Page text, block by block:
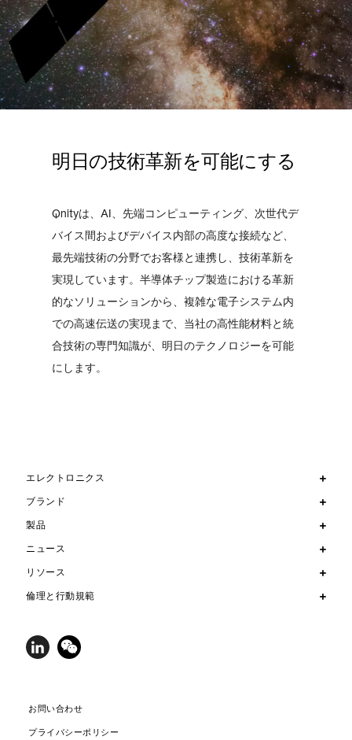
明日の技術革新を可能にする
Qnityは、AI、先端コンピューティング、次世代デ
バイス間およびデバイス内部の高度な接続など、
最先端技術の分野でお客様と連携し、技術革新を
実現しています。半導体チップ製造における革新
的なソリューションから、複雑な電子システム内
での高速伝送の実現まで、当社の高性能材料と統
合技術の専門知識が、明日のテクノロジーを可能
にします。
エレクトロニクス
ブランド
製品
ニュース
リソース
倫理と行動規範
お問い合わせ
プライバシーポリシー